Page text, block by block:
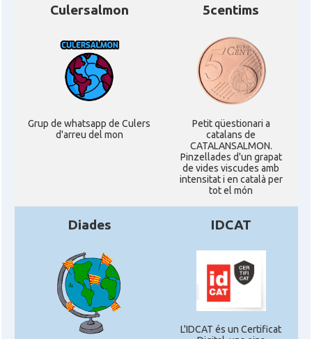
Culersalmon
Grup de whatsapp de Culers
d'arreu del mon
5centims
Petit qüestionari a
catalans de
CATALANSALMON.
Pinzellades d'un grapat
de vides viscudes amb
intensitat i en català per
tot el món
Diades IDCAT
L'IDCAT és un Certificat